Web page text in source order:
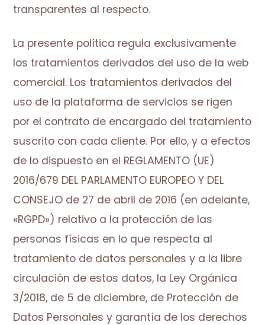
transparentes al respecto.
La presente política regula exclusivamente
los tratamientos derivados del uso de la web
comercial. Los tratamientos derivados del
uso de la plataforma de servicios se rigen
por el contrato de encargado del tratamiento
suscrito con cada cliente. Por ello, y a efectos
de lo dispuesto en el REGLAMENTO (UE)
2016/679 DEL PARLAMENTO EUROPEO Y DEL
CONSEJO de 27 de abril de 2016 (en adelante,
«RGPD») relativo a la protección de las
personas físicas en lo que respecta al
tratamiento de datos personales y a la libre
circulación de estos datos, la Ley Orgánica
3/2018, de 5 de diciembre, de Protección de
Datos Personales y garantía de los derechos